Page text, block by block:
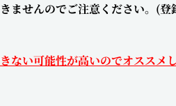
せんのでご注意ください。(
い可能性が高いのでオススメし